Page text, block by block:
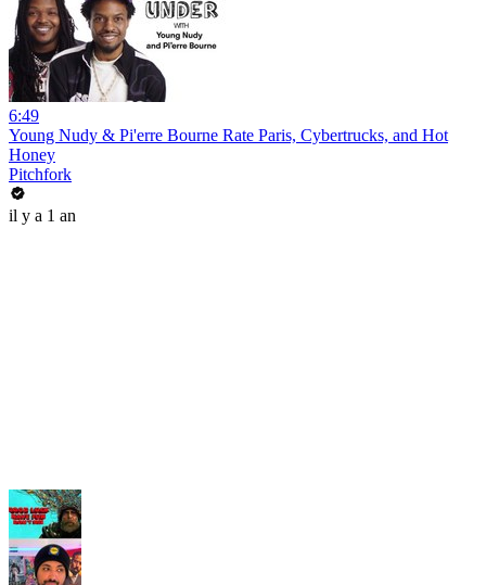
6:49
Young Nudy & Pi'erre Bourne Rate Paris, Cybertrucks, and Hot
Honey
Pitchfork
il y a 1 an